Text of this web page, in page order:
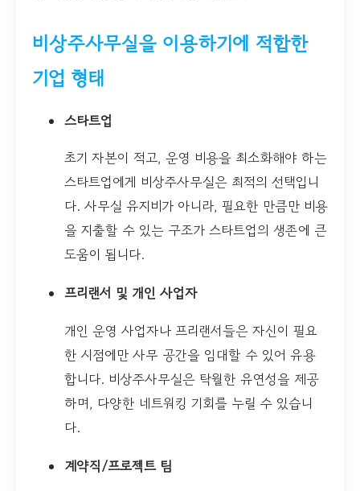
비상주사무실을 이용하기에 적합한
기업 형태
스타트업
초기 자본이 적고, 운영 비용을 최소화해야 하는
스타트업에게 비상주사무실은 최적의 선택입니
다. 사무실 유지비가 아니라, 필요한 만큼만 비용
을 지출할 수 있는 구조가 스타트업의 생존에 큰
도움이 됩니다.
프리랜서 및 개인 사업자
개인 운영 사업자나 프리랜서들은 자신이 필요
한 시점에만 사무 공간을 임대할 수 있어 유용
합니다. 비상주사무실은 탁월한 유연성을 제공
하며, 다양한 네트워킹 기회를 누릴 수 있습니
다.
계약직/프로젝트 팀